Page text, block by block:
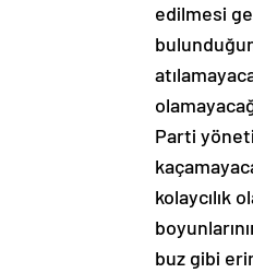
edilmesi
Parti
kolaycılık
buz gibi